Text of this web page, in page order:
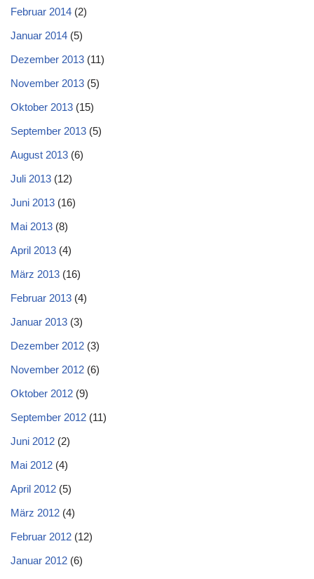
Februar 2014 (2)
Januar 2014 (5)
Dezember 2013 (11)
November 2013 (5)
Oktober 2013 (15)
September 2013 (5)
August 2013 (6)
Juli 2013 (12)
Juni 2013 (16)
Mai 2013 (8)
April 2013 (4)
März 2013 (16)
Februar 2013 (4)
Januar 2013 (3)
Dezember 2012 (3)
November 2012 (6)
Oktober 2012 (9)
September 2012 (11)
Juni 2012 (2)
Mai 2012 (4)
April 2012 (5)
März 2012 (4)
Februar 2012 (12)
Januar 2012 (6)